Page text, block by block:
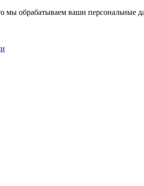
обрабатываем ваши персональные